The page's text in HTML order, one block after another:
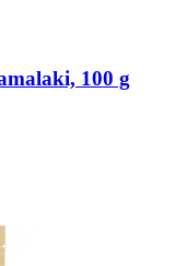
100 g